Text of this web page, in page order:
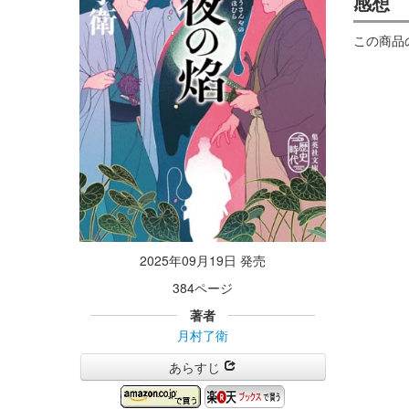
2025年09月19日 発売
384ページ
著者
月村了衛
あらすじ
この商品